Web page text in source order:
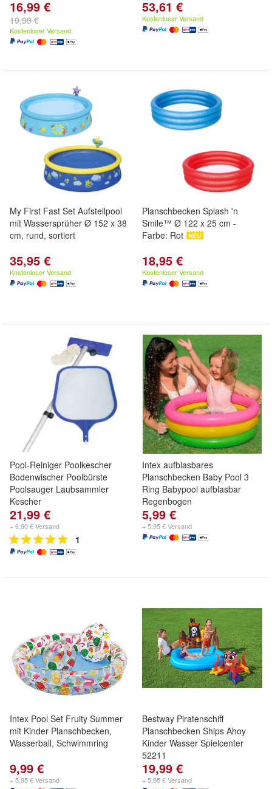
16,99 €
19,99 €
Kostenloser Versand
53,61 €
Kostenloser Versand
My First Fast Set Aufstellpool
mit Wassersprüher Ø 152 x 38
cm, rund, sortiert
35,95 €
Kostenloser Versand
Planschbecken Splash 'n
Smile™ Ø 122 x 25 cm -
Farbe: Rot
18,95 €
Kostenloser Versand
Pool-Reiniger Poolkescher
Bodenwischer Poolbürste
Poolsauger Laubsammler
Kescher
21,99 €
+ 6,90 € Versand
1
Intex aufblasbares
Planschbecken Baby Pool 3
Ring Babypool aufblasbar
Regenbogen
5,99 €
+ 5,95 € Versand
Intex Pool Set Fruity Summer
mit Kinder Planschbecken,
Wasserball, Schwimmring
9,99 €
+ 5,95 € Versand
Bestway Piratenschiff
Planschbecken Ships Ahoy
Kinder Wasser Spielcenter
52211
19,99 €
+ 5,95 € Versand